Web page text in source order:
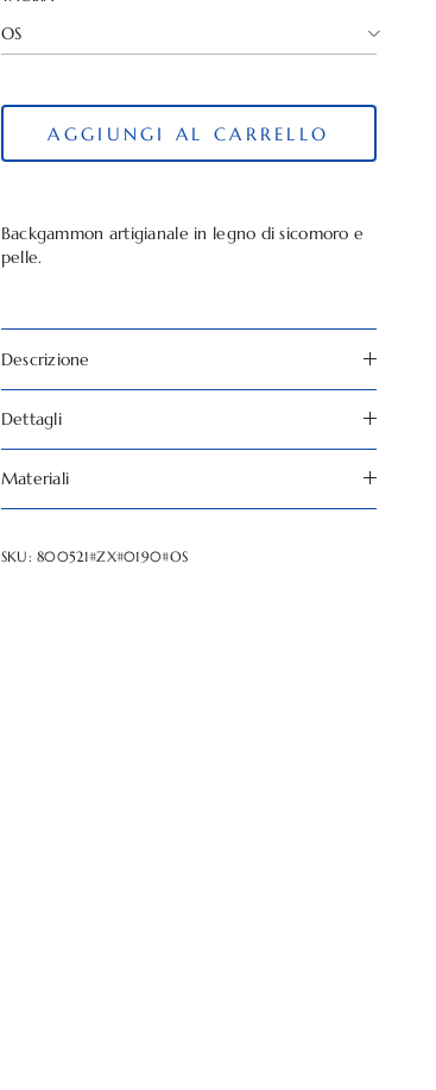
OS
AGGIUNGI AL CARRELLO
Backgammon artigianale in legno di sicomoro e
pelle.
Descrizione
Dettagli
Materiali
SKU: 800521#ZX#0190#OS